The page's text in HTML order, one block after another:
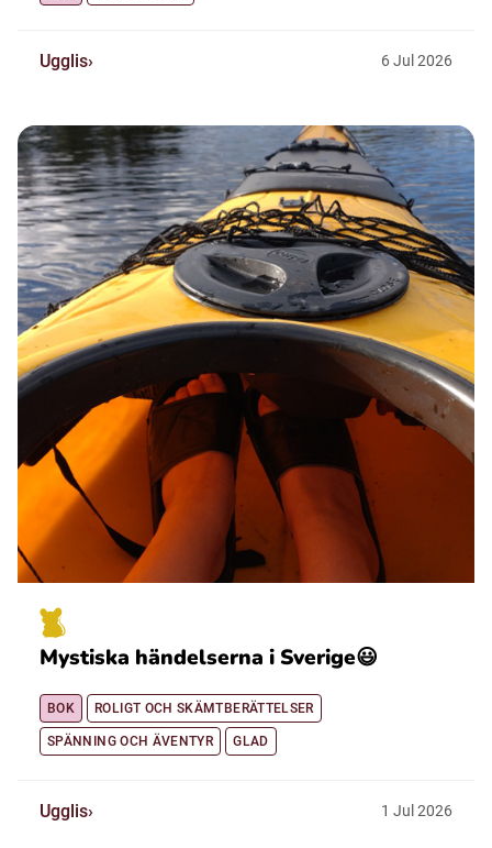
Ugglis 6Jul 2026
Mystiska händelserna i Sverige😃
BOK ROLIGT OCH SKÄMTBERÄTTELSER
SPÄNNING OCH ÄVENTYR GLAD
Ugglis 1 Jul 2026